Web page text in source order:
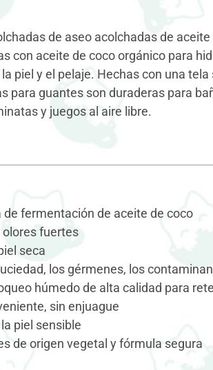
de aseo acolchadas de
con aceite de coco orgánico para
piel y el pelaje. Hechas con una tela
para guantes son duraderas para
y juegos al aire libre.
de fermentación de aceite de coco
olores fuertes
seca
los gérmenes, los
húmedo de alta calidad para
sin enjuague
piel sensible
de origen vegetal y fórmula segura